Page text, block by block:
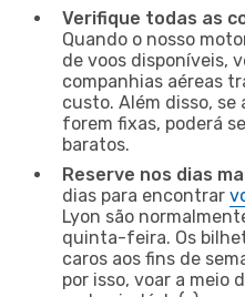
Verifique todas as
Quando o nosso
de voos disponíveis,
companhias aéreas
custo. Além disso, se
forem fixas, poderá
baratos.
Reserve nos dias
dias para encontrar
Lyon são
quinta-feira. Os
caros aos fins de
por isso, voar a meio